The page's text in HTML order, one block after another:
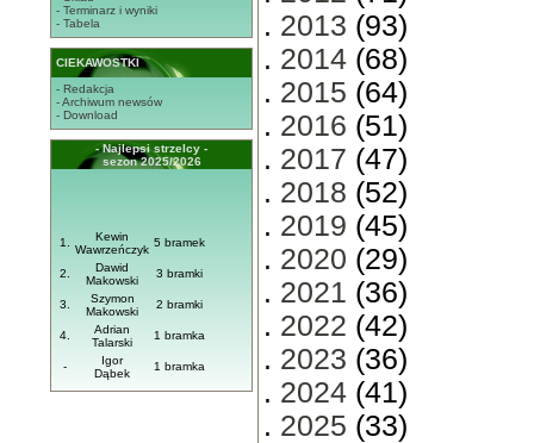
- Terminarz i wyniki
- Tabela
CIEKAWOSTKI
- Redakcja
- Archiwum newsów
- Download
- Najlepsi strzelcy -
sezon 2025/2026
1.
Kewin
Wawrzeńczyk
5 bramek
2.
Dawid
Makowski
3 bramki
3.
Szymon
Makowski
2 bramki
4.
Adrian
Talarski
1 bramka
-
Igor
Dąbek
1 bramka
. 2013 (93)
. 2014 (68)
. 2015 (64)
. 2016 (51)
. 2017 (47)
. 2018 (52)
. 2019 (45)
. 2020 (29)
. 2021 (36)
. 2022 (42)
. 2023 (36)
. 2024 (41)
. 2025 (33)